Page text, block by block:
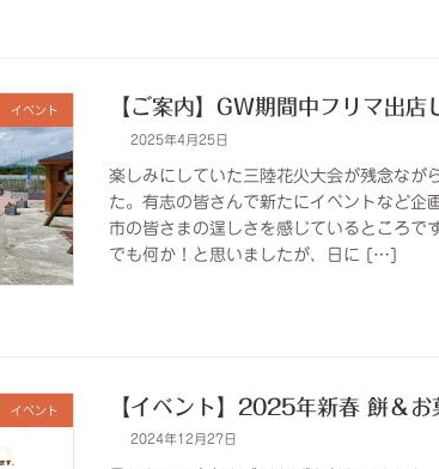
イベント 【ご案内】GW期間中フリマ出店
2025年4月25日
楽しみにしていた三陸花火大会が残念なが
た。有志の皆さんで新たにイベントなど企
市の皆さまの逞しさを感じているところで
でも何か！と思いましたが、日に […]
イベント 【イベント】2025年新春 餅＆お
2024年12月27日